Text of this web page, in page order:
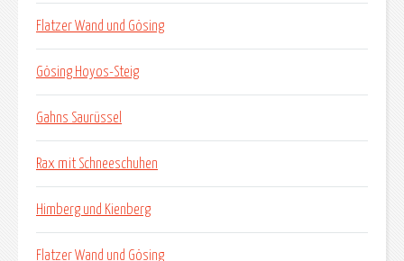
Flatzer Wand und Gösing
Gösing Hoyos-Steig
Gahns Saurüssel
Rax mit Schneeschuhen
Himberg und Kienberg
Flatzer Wand und Gösing